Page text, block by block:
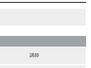
講師